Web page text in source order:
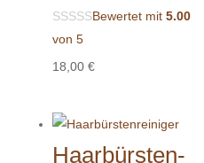
Bewertet mit 5.00
von 5
18,00 €
Haarbürsten-